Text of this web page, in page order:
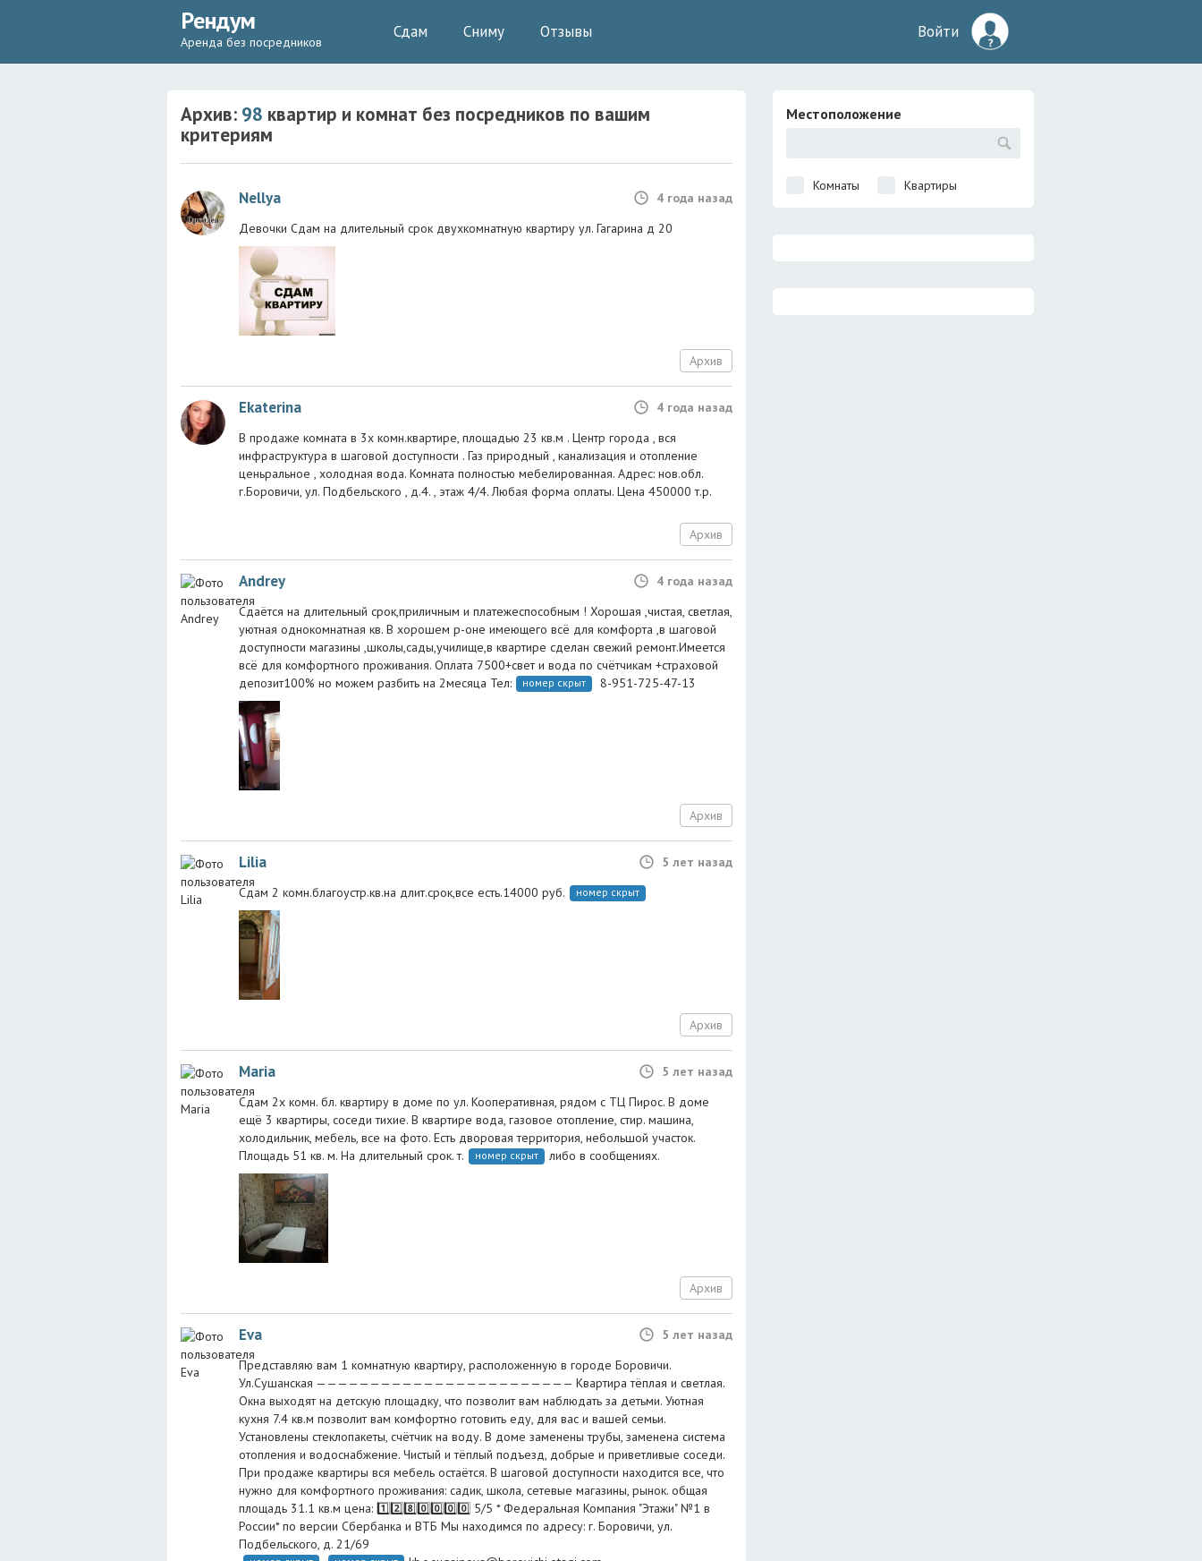
Рендум
Аренда без посредников
Сдам Сниму Отзывы Войти
Архив: 98 квартир и комнат без посредников по вашим
критериям
Nellya
4 года назад
Девочки Сдам на длительный срок ‍‍‍двухкомнатную квартиру ул. Гагарина д 20 ‍‍‍
Архив
Ekaterina
4 года назад
В продаже комната в 3х комн.квартире, площадью 23 кв.м . Центр города , вся
инфраструктура в шаговой доступности . Газ природный , канализация и отопление
ценьральное , холодная вода. Комната полностью мебелированная. Адрес: нов.обл.
г.Боровичи, ул. Подбельского , д.4. , этаж 4/4. Любая форма оплаты. Цена 450000 т.р.
Архив
Andrey
4 года назад
Сдаётся на длительный срок,приличным и платежеспособным ! Хорошая ,чистая, светлая,
уютная однокомнатная кв. В хорошем р-оне имеющего всё для комфорта ,в шаговой
доступности магазины ,школы,сады,училище,в квартире сделан свежий ремонт.Имеется
всё для комфортного проживания. Оплата 7500+свет и вода по счётчикам +страховой
депозит100% но можем разбить на 2месяца Тел:
номер скрыт 8-951-725-47-13
Архив
Lilia
5 лет назад
Сдам 2 комн.благоустр.кв.на длит.срок,все есть.14000 руб.
номер скрыт
Архив
Maria
5 лет назад
Сдам 2х комн. бл. квартиру в доме по ул. Кооперативная, рядом с ТЦ Пирос. В доме
ещё 3 квартиры, соседи тихие. В квартире вода, газовое отопление, стир. машина,
холодильник, мебель, все на фото. Есть дворовая территория, небольшой участок.
Площадь 51 кв. м. На длительный срок. т.
номер скрыт либо в сообщениях.
Архив
Eva
5 лет назад
Представляю вам 1 комнатную квартиру, расположенную в городе Боровичи.
Ул.Сушанская ———————————————————————— Квартира тёплая и светлая.
Окна выходят на детскую площадку, что позволит вам наблюдать за детьми. Уютная
кухня 7.4 кв.м позволит вам комфортно готовить еду, для вас и вашей семьи.
Установлены стеклопакеты, счётчик на воду. В доме заменены трубы, заменена система
отопления и водоснабжение. Чистый и тёплый подъезд, добрые и приветливые соседи.
При продаже квартиры вся мебель остаётся. В шаговой доступности находится все, что
нужно для комфортного проживания: садик, школа, сетевые магазины, рынок. общая
площадь 31.1 кв.м цена: 1️⃣2️⃣8️⃣0️⃣0️⃣0️⃣0️⃣ 5/5 * Федеральная Компания "Этажи" №1 в
России* по версии Сбербанка и ВТБ Мы находимся по адресу: г. Боровичи, ул.
Подбельского, д. 21/69
Местоположение
Комнаты Квартиры